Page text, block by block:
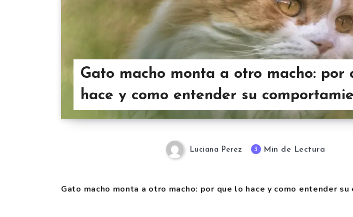
Gato macho monta a otro macho: por
hace y como entender su
Luciana Perez 3 Min de Lectura
Gato macho monta a otro macho: por que lo hace y como entender